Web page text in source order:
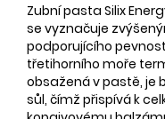
Zubní pasta Silix
se vyznačuje
podporujícího
třetihorního moře
obsažená v pastě, je
sůl, čímž přispívá k